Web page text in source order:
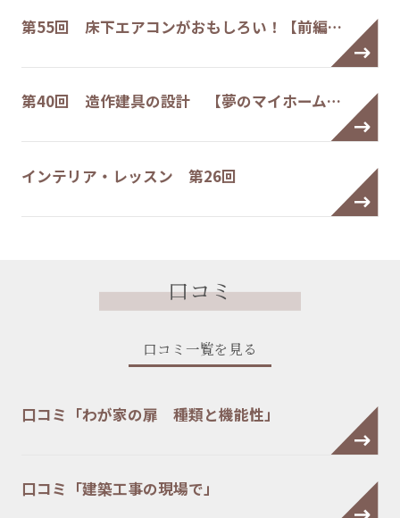
第55回 床下エアコンがおもしろい！【前編…
第40回 造作建具の設計 【夢のマイホーム…
インテリア・レッスン 第26回
口コミ
口コミ一覧を見る
口コミ「わが家の扉 種類と機能性」
口コミ「建築工事の現場で」